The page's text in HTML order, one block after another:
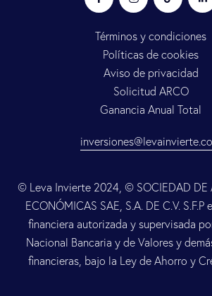
Términos y condiciones
Políticas de cookies
Aviso de privacidad
Solicitud ARCO
Ganancia Anual Total
© Leva Invierte 2024, © SOCIEDAD DE
ECONÓMICAS SAE, S.A. DE C.V. S.F.P
financiera autorizada y supervisada
Nacional Bancaria y de Valores y
financieras, bajo la Ley de Ahorro y